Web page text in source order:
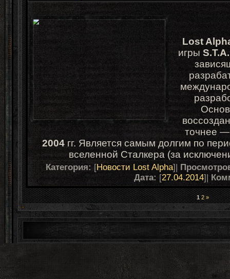
Lost
игры
точнее
2004гг. Является самым долгим по
вселенной Сталкера (за
Категория: [Новости Lost Alpha]|
Дата: [27.04.2014]|
1 2 »